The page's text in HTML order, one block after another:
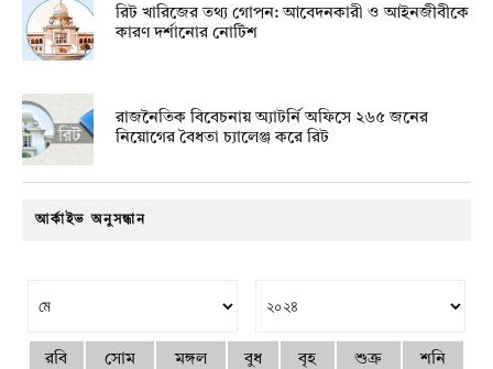
রিট খারিজের তথ্য গোপন: আবেদনকারী ও আইনজীবীকে
কারণ দর্শানোর নোটিশ
রাজনৈতিক বিবেচনায় অ‍্যাটর্নি অফিসে ২৬৫ জনের
নিয়োগের বৈধতা চ্যালেঞ্জ করে রিট
আর্কাইভ অনুসন্ধান
রবি সোম মঙ্গল বুধ বৃহ শুক্র শনি